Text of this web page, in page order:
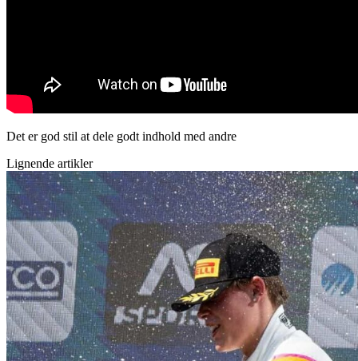
Det er god stil at dele godt indhold med andre
Lignende artikler